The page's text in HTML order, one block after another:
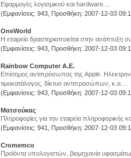
Εφαρμογές λογισμικού και hardware....
(Εμφανίσεις: 943, Προσθήκη: 2007-12-03
OneWorld
Η εταιρεία δραστηριοποιείται στην
(Εμφανίσεις: 943, Προσθήκη: 2007-12-03
Rainbow Computer A.E.
Επίσημος αντιπρόσωπος της Apple.
τιμοκατάλογος, δίκτυο αντιπροσώπων, κ.α....
(Εμφανίσεις: 943, Προσθήκη: 2007-12-03
Ματσούκας
Πληροφορίες για την εταιρεία πληροφορικής
(Εμφανίσεις: 941, Προσθήκη: 2007-12-03
Cromemco
Προϊόντα υπολογιστών, βιομηχανία